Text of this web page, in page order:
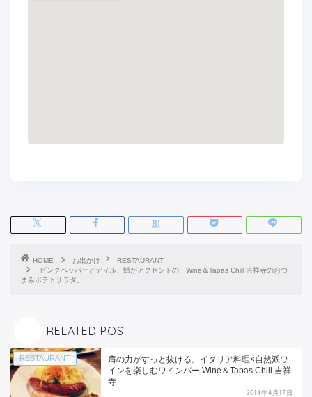
HOME お出かけ
RESTAURANT
ピンクペッパーとディル、鯖がアクセントの、Wine＆Tapas Chill 吉祥寺のおつ
まみポテトサラダ。
RELATED POST
RESTAURANT
肩の力がすっと抜ける。イタリア料理×自然派ワ
インを楽しむワインバー Wine＆Tapas Chill 吉祥
寺
2014年4月17日